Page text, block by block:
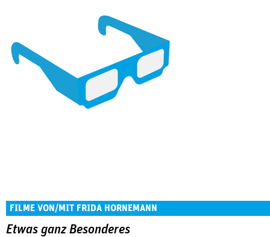
FILME VON/MIT FRIDA HORNEMANN
Etwas ganz Besonderes